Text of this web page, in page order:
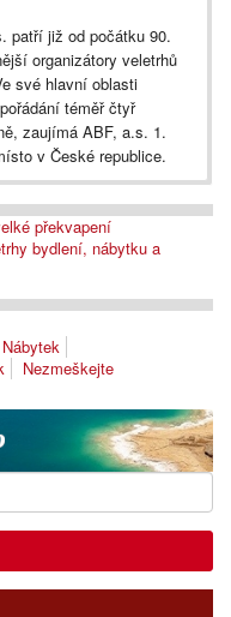
patří již od počátku 90.
organizátory veletrhů
své hlavní oblasti
téměř čtyř
zaujímá ABF, a.s. 1.
v České republice.
překvapení
bydlení, nábytku a
Nábytek
Nezmeškejte